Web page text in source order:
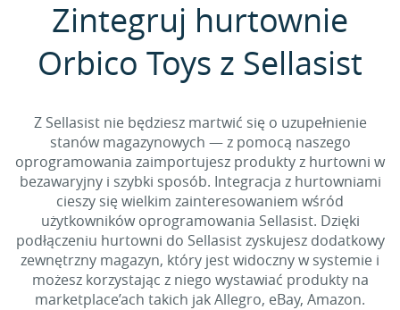
Zintegruj hurtownie
Orbico Toys z Sellasist
Z Sellasist nie będziesz martwić się o uzupełnienie
stanów magazynowych — z pomocą naszego
oprogramowania zaimportujesz produkty z hurtowni w
bezawaryjny i szybki sposób. Integracja z hurtowniami
cieszy się wielkim zainteresowaniem wśród
użytkowników oprogramowania Sellasist. Dzięki
podłączeniu hurtowni do Sellasist zyskujesz dodatkowy
zewnętrzny magazyn, który jest widoczny w systemie i
możesz korzystając z niego wystawiać produkty na
marketplace’ach takich jak Allegro, eBay, Amazon.